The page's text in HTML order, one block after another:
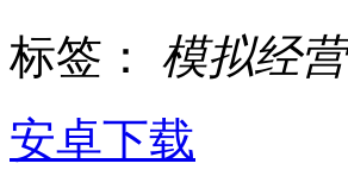
标签： 模拟经营
安卓下载